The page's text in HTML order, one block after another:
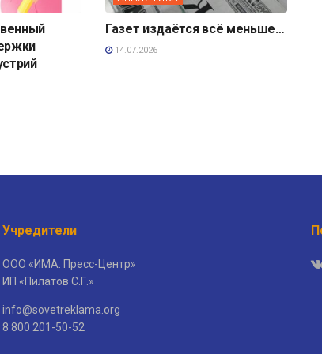
Газет издаётся всё меньше…
14.07.2026
Учредители
ООО «ИМА. Пресс-Центр»
ИП «Пилатов С.Г.»
info@sovetreklama.org
8 800 201-50-52